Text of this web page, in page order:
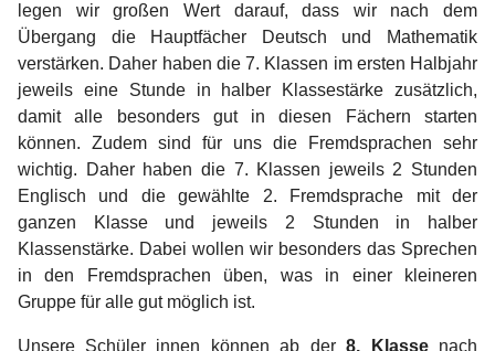
legen wir großen Wert darauf, dass wir nach dem
Übergang die Hauptfächer Deutsch und Mathematik
verstärken. Daher haben die 7. Klassen im ersten Halbjahr
jeweils eine Stunde in halber Klassestärke zusätzlich,
damit alle besonders gut in diesen Fächern starten
können. Zudem sind für uns die Fremdsprachen sehr
wichtig. Daher haben die 7. Klassen jeweils 2 Stunden
Englisch und die gewählte 2. Fremdsprache mit der
ganzen Klasse und jeweils 2 Stunden in halber
Klassenstärke. Dabei wollen wir besonders das Sprechen
in den Fremdsprachen üben, was in einer kleineren
Gruppe für alle gut möglich ist.
Unsere Schüler_innen können ab der8. Klassenach